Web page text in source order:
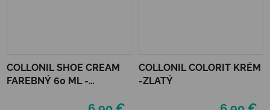
COLLONIL SHOE CREAM
FAREBNÝ 60 ML -
COLLONIL COLORIT KRÉM
-ZLATÝ